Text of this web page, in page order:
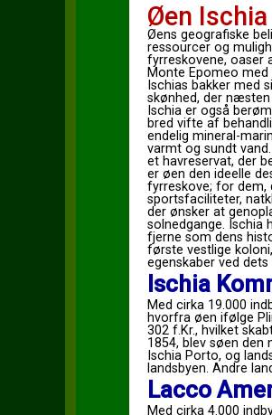
Øen Ischia
Øens geografiske
ressourcer og
fyrreskovene, oaser
Monte Epomeo
Ischias bakker med
skønhed, der
Ischia er også
bred vifte af
endelig mineral-
varmt og sundt
et havreservat, der
er øen den ideelle
fyrreskove; for dem,
sportsfaciliteter,
der ønsker at
solnedgange. Ischia
fjerne som dens
første vestlige
egenskaber ved dets
Ischia
Med cirka 19.000
hvorfra øen ifølge
302 f.Kr., hvilket
1854, blev søen
Ischia Porto, og
landsbyen. Andre
Lacco
Med cirka 4.000